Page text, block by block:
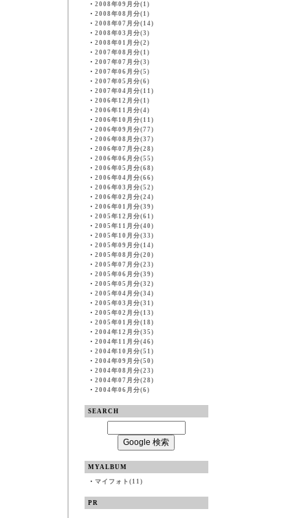
・ 2008年09月分(1)
・ 2008年08月分(1)
・ 2008年07月分(14)
・ 2008年03月分(3)
・ 2008年01月分(2)
・ 2007年08月分(1)
・ 2007年07月分(3)
・ 2007年06月分(5)
・ 2007年05月分(6)
・ 2007年04月分(11)
・ 2006年12月分(1)
・ 2006年11月分(4)
・ 2006年10月分(11)
・ 2006年09月分(77)
・ 2006年08月分(37)
・ 2006年07月分(28)
・ 2006年06月分(55)
・ 2006年05月分(68)
・ 2006年04月分(66)
・ 2006年03月分(52)
・ 2006年02月分(24)
・ 2006年01月分(39)
・ 2005年12月分(61)
・ 2005年11月分(40)
・ 2005年10月分(33)
・ 2005年09月分(14)
・ 2005年08月分(20)
・ 2005年07月分(23)
・ 2005年06月分(39)
・ 2005年05月分(32)
・ 2005年04月分(34)
・ 2005年03月分(31)
・ 2005年02月分(13)
・ 2005年01月分(18)
・ 2004年12月分(35)
・ 2004年11月分(46)
・ 2004年10月分(51)
・ 2004年09月分(50)
・ 2004年08月分(23)
・ 2004年07月分(28)
・ 2004年06月分(6)
SEARCH
MYALBUM
・ マイフォト(11)
PR